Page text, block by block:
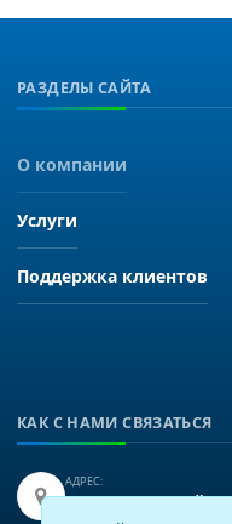
РАЗДЕЛЫ САЙТА
О компании
Услуги
Поддержка клиентов
КАК С НАМИ СВЯЗАТЬСЯ
АДРЕС:
Иркутск, улица